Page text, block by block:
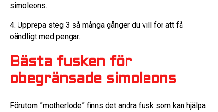
simoleons.
4. Upprepa steg 3 så många gånger du vill för att få
oändligt med pengar.
Bästa fusken för
obegränsade simoleons
Förutom ”motherlode” finns det andra fusk som kan hjälpa